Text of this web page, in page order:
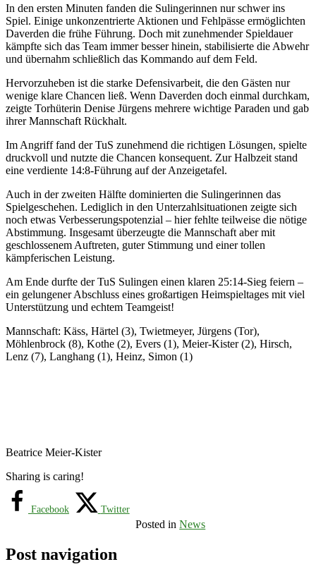
In den ersten Minuten fanden die Sulingerinnen nur schwer ins
Spiel. Einige unkonzentrierte Aktionen und Fehlpässe ermöglichten
Daverden die frühe Führung. Doch mit zunehmender Spieldauer
kämpfte sich das Team immer besser hinein, stabilisierte die Abwehr
und übernahm schließlich das Kommando auf dem Feld.
Hervorzuheben ist die starke Defensivarbeit, die den Gästen nur
wenige klare Chancen ließ. Wenn Daverden doch einmal durchkam,
zeigte Torhüterin Denise Jürgens mehrere wichtige Paraden und gab
ihrer Mannschaft Rückhalt.
Im Angriff fand der TuS zunehmend die richtigen Lösungen, spielte
druckvoll und nutzte die Chancen konsequent. Zur Halbzeit stand
eine verdiente 14:8-Führung auf der Anzeigetafel.
Auch in der zweiten Hälfte dominierten die Sulingerinnen das
Spielgeschehen. Lediglich in den Unterzahlsituationen zeigte sich
noch etwas Verbesserungspotenzial – hier fehlte teilweise die nötige
Abstimmung. Insgesamt überzeugte die Mannschaft aber mit
geschlossenem Auftreten, guter Stimmung und einer tollen
kämpferischen Leistung.
Am Ende durfte der TuS Sulingen einen klaren 25:14-Sieg feiern –
ein gelungener Abschluss eines großartigen Heimspieltages mit viel
Unterstützung und echtem Teamgeist!
Mannschaft: Käss, Härtel (3), Twietmeyer, Jürgens (Tor),
Möhlenbrock (8), Kothe (2), Evers (1), Meier-Kister (2), Hirsch,
Lenz (7), Langhang (1), Heinz, Simon (1)
Beatrice Meier-Kister
Sharing is caring!
Facebook Twitter
Posted inNews
Post navigation